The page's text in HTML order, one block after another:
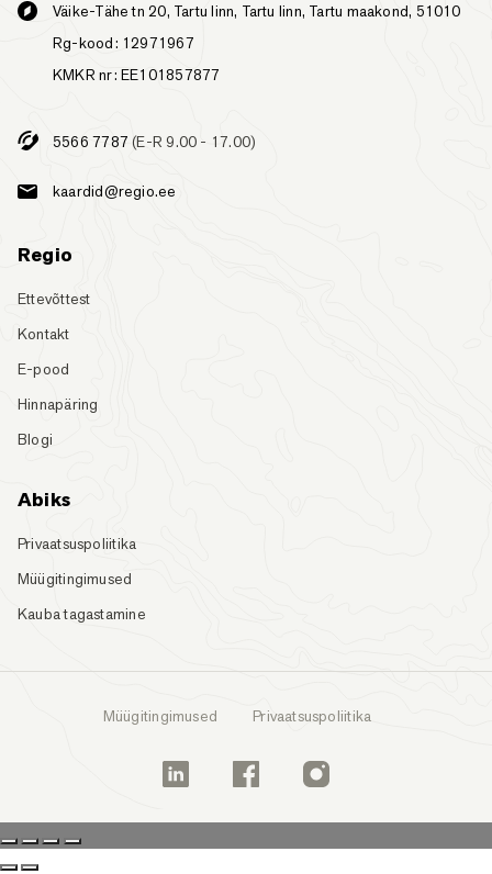
Väike-Tähe tn 20, Tartu linn, Tartu linn, Tartu maakond, 51010
Rg-kood: 12971967
KMKR nr: EE101857877
5566 7787 (E-R 9.00 - 17.00)
kaardid@regio.ee
Regio
Ettevõttest
Kontakt
E-pood
Hinnapäring
Blogi
Abiks
Privaatsuspoliitika
Müügitingimused
Kauba tagastamine
Müügitingimused Privaatsuspoliitika